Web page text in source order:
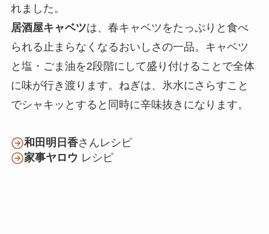
れました。
居酒屋キャベツは、春キャベツをたっぷりと食べ
られる止まらなくなるおいしさの一品。キャベツ
と塩・ごま油を2段階にして盛り付けることで全体
に味が行き渡ります。ねぎは、氷水にさらすこと
でシャキッとすると同時に辛味抜きになります。
和田明日香さんレシピ
家事ヤロウ レシピ